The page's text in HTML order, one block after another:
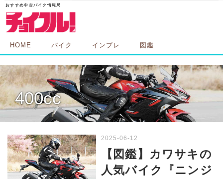
HOME バイク インプレ 図鑑
400cc
【図鑑】カワサキの
人気バイク『ニンジ